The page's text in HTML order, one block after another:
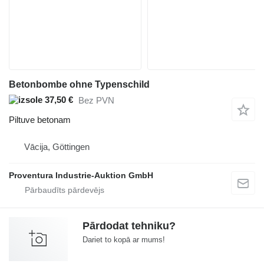
Betonbombe ohne Typenschild
37,50 € Bez PVN
Piltuve betonam
Vācija, Göttingen
Proventura Industrie-Auktion GmbH
Pārdodat tehniku?
Dariet to kopā ar mums!